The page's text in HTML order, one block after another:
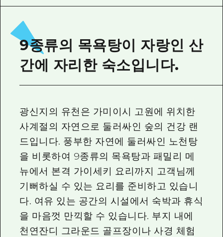
사진 다운로드
재해가 발생했을 때의 교통 정보
9종류의 목욕탕이 자랑인 산
간에 자리한 숙소입니다.
광신지의 유천은 가미이시 고원에 위치한
사계절의 자연으로 둘러싸인 숲의 건강 랜
드입니다. 풍부한 자연에 둘러싸인 노천탕
을 비롯하여 9종류의 목욕탕과 패밀리 메
뉴에서 본격 가이세키 요리까지 고객님께
기뻐하실 수 있는 요리를 준비하고 있습니
다. 여유 있는 공간의 시설에서 숙박과 휴식
을 마음껏 만끽할 수 있습니다. 부지 내에
천연잔디 그라운드 골프장이나 사경 체험